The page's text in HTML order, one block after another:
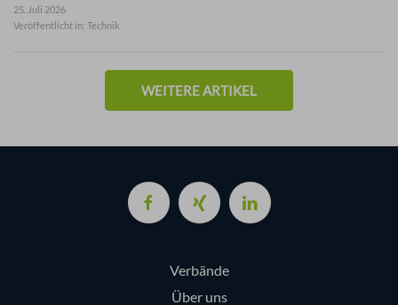
25. Juli 2026
Veröffentlicht in: Technik
WEITERE ARTIKEL
Verbände
Über uns